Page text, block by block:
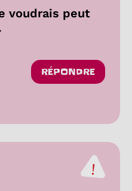
voudrais peut
réactions
RÉPONDRE